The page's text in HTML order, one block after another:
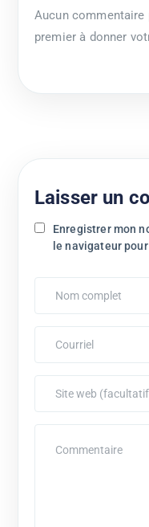
Aucun
premier à donner
Laisser un
Enregistrer mon
le navigateur